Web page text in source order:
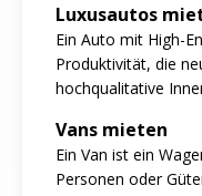
Luxusautos
Ein Auto mit High-
Produktivität, die
hochqualitative
Vans mieten
Ein Van ist ein
Personen oder